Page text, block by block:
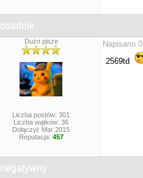
osadnik
Dużo pisze
Liczba postów: 301
Liczba wątków: 36
Dołączył: Mar 2015
Reputacja: 457
Napisano
2569td
negatywny